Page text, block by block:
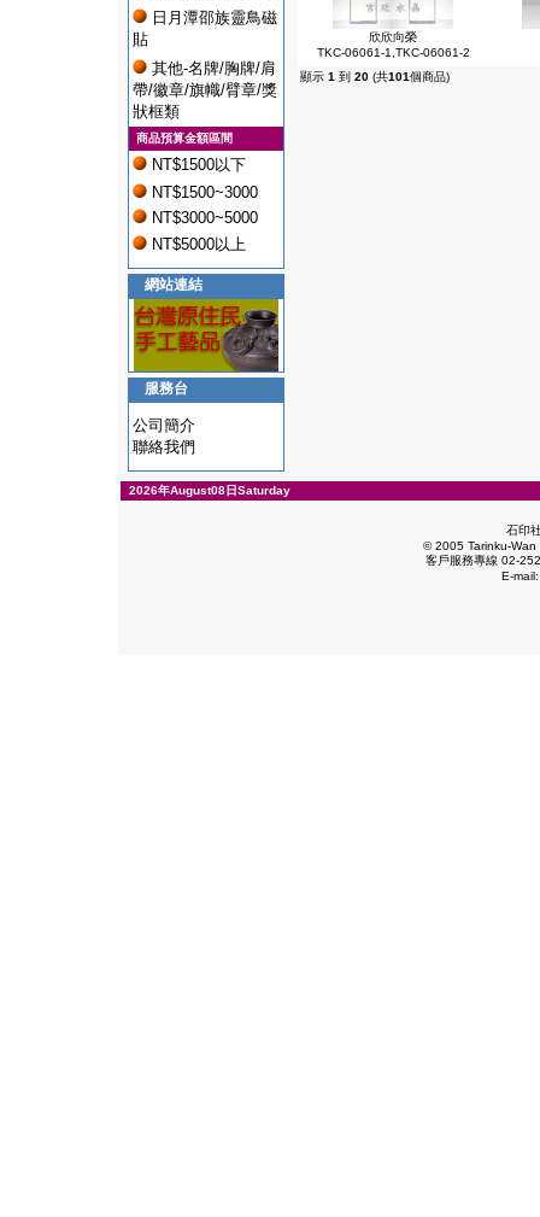
日月潭邵族靈鳥磁
貼
其他-名牌/胸牌/肩
帶/徽章/旗幟/臂章/獎
狀框類
商品預算金額區間
NT$1500以下
NT$1500~3000
NT$3000~5000
NT$5000以上
網站連結
服務台
公司簡介
聯絡我們
欣欣向榮
TKC-06061-1,TKC-06061-2
顯示 1 到 20(共101個商品)
2026年August08日Saturday
石印
© 2005 Tarinku-Wan
客戶服務專線 02-
E-